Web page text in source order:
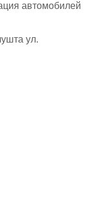
автомобилей
ул.